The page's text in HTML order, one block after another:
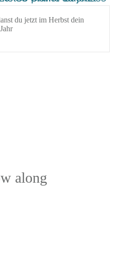
du jetzt im Herbst dein
along